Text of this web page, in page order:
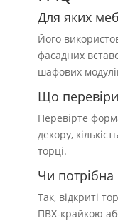
Для яких
Його
фасадних
шафових
Що
Перевірте
декору,
торці.
Чи потрібна
Так, відкриті
ПВХ-крайкою